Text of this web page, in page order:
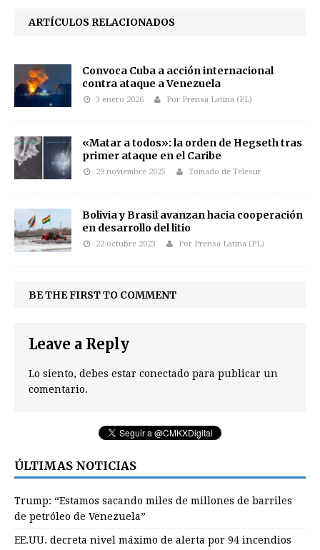
ARTÍCULOS RELACIONADOS
Convoca Cuba a acción internacional
contra ataque a Venezuela
3 enero 2026 Por Prensa Latina (PL)
«Matar a todos»: la orden de Hegseth tras
primer ataque en el Caribe
29 noviembre 2025 Tomado de Telesur
Bolivia y Brasil avanzan hacia cooperación
en desarrollo del litio
22 octubre 2023 Por Prensa Latina (PL)
BE THE FIRST TO COMMENT
Leave a Reply
Lo siento, debes estar conectado para publicar un
comentario.
ÚLTIMAS NOTICIAS
Trump: “Estamos sacando miles de millones de barriles
de petróleo de Venezuela”
EE.UU. decreta nivel máximo de alerta por 94 incendios